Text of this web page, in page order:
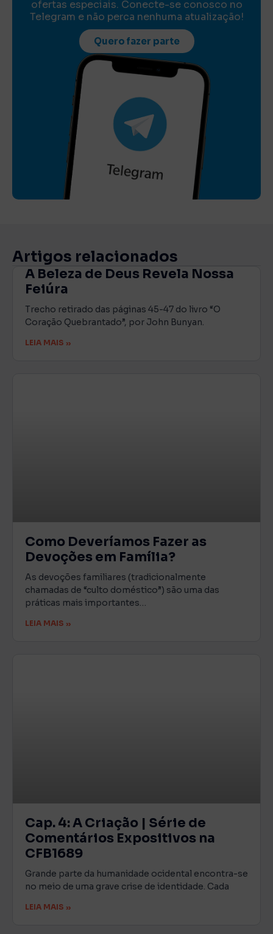
ofertas especiais. Conecte-se conosco no
Telegram e não perca nenhuma atualização!
Quero fazer parte
Artigos relacionados
A Beleza de Deus Revela Nossa
Feiúra
Trecho retirado das páginas 45-47 do livro “O
Coração Quebrantado”, por John Bunyan.
LEIA MAIS »
Como Deveríamos Fazer as
Devoções em Família?
As devoções familiares (tradicionalmente
chamadas de “culto doméstico”) são uma das
práticas mais importantes…
LEIA MAIS »
Cap. 4: A Criação | Série de
Comentários Expositivos na
CFB1689
Grande parte da humanidade ocidental encontra-se
no meio de uma grave crise de identidade. Cada
LEIA MAIS »